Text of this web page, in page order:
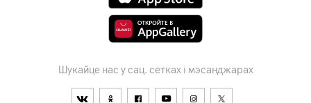
Шукайце нас у сац. сетках і мэсанджарах